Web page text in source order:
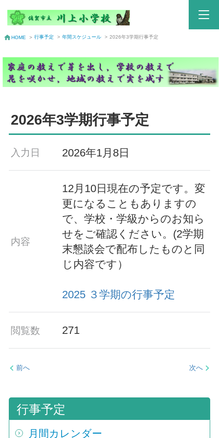
HOME > 行事予定 > 年間スケジュール > 2026年3学期行事予定
2026年3学期行事予定
入力日 2026年1月8日
内容
12月10日現在の予定です。変
更になることもありますの
で、学校・学級からのお知ら
せをご確認ください。(2学期
末懇談会で配布したものと同
じ内容です）
2025 ３学期の行事予定
閲覧数 271
前へ 次へ
行事予定
月間カレンダー